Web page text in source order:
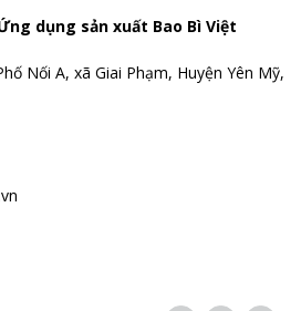
dụng sản xuất Bao Bì Việt
Nối A, xã Giai Phạm, Huyện Yên Mỹ,